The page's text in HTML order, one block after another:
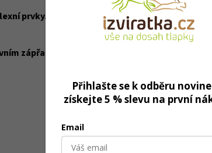
prvky. Najdete je po stranách a na vrchním
zápřahu, jelikož ideálně rozkládá tažnou sílu:
Přihlašte se k odběru
získejte 5 % slevu na první
Email